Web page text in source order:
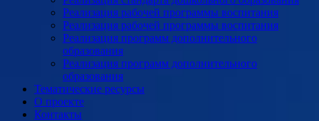
Реализация рабочей программы воспитания
Реализация рабочей программы воспитания
Реализация программ дополнительного
образования
Реализация программ дополнительного
образования
Тематические ресурсы
О проекте
Контакты